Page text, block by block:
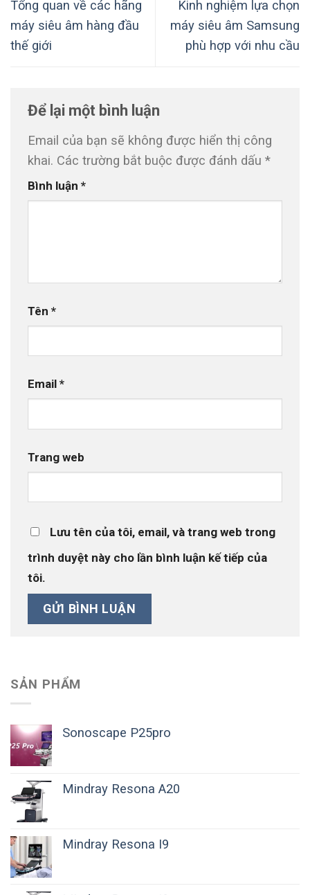
Tổng quan về các hãng
máy siêu âm hàng đầu
thế giới
Kinh nghiệm lựa chọn
máy siêu âm Samsung
phù hợp với nhu cầu
Để lại một bình luận
Email của bạn sẽ không được hiển thị công
khai. Các trường bắt buộc được đánh dấu *
Bình luận *
Tên *
Email *
Trang web
Lưu tên của tôi, email, và trang web trong
trình duyệt này cho lần bình luận kế tiếp của
tôi.
SẢN PHẨM
Sonoscape P25pro
Mindray Resona A20
Mindray Resona I9